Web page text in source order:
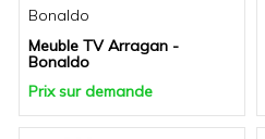
Bonaldo
Meuble TV Arragan -
Bonaldo
Prix sur demande